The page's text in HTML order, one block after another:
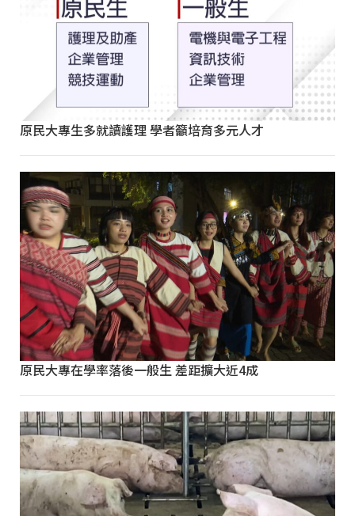
原民大專生多就讀護理 學者籲培育多元人才
原民大專在學率落後一般生 差距擴大近4成